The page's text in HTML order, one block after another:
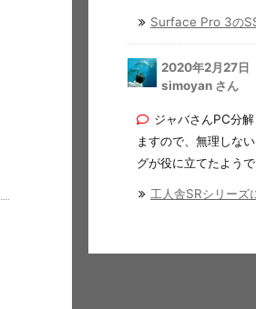
Surface Pro 3の
2020年2月27日
simoyan さん
ジャバさんPC分
ますので、無理しな
グが役に立てたよう
工人舎SRシリー